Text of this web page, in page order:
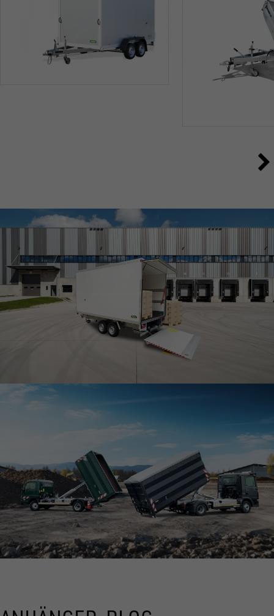
SONDERBAU
INNOVATIONEN SIND UNSERE LEIDENSCHAFT
ALLE ANZEIGEN
HEBEBÜHNEN-ANHÄNGER
WORKLIFE
ZUM WORKLIFE ANHÄNGER
ABROLLKIPPER
TRANSPORTLÖSUNGEN MIT SYSTEM!
ALLE ANZEIGEN